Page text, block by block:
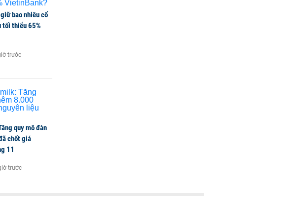
giải thể
bao nhiêu cổ
tối thiểu 65%
trước
quy mô đàn
chốt giá
11
trước